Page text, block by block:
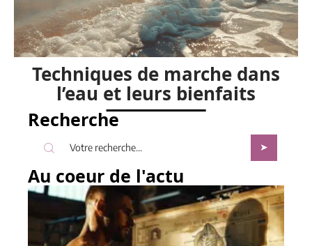
Techniques de marche dans
l’eau et leurs bienfaits
Recherche
Au coeur de l'actu